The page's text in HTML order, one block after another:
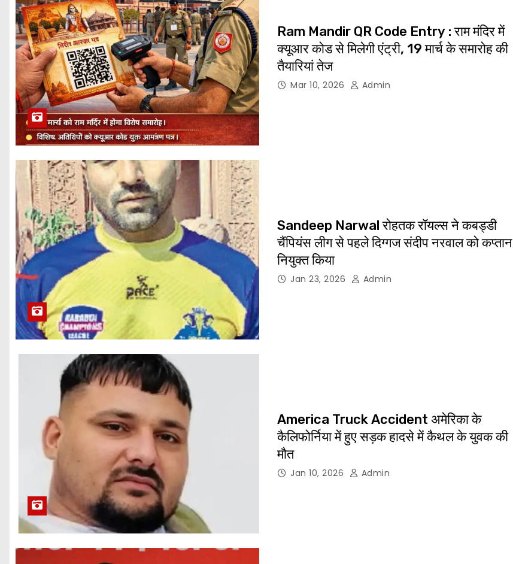
Ram Mandir QR Code Entry : राम मंदिर में
क्यूआर कोड से मिलेगी एंट्री, 19 मार्च के समारोह की
तैयारियां तेज
Mar 10, 2026 Admin
Sandeep Narwal रोहतक रॉयल्स ने कबड्डी
चैंपियंस लीग से पहले दिग्गज संदीप नरवाल को कप्तान
नियुक्त किया
Jan 23, 2026 Admin
America Truck Accident अमेरिका के
कैलिफोर्निया में हुए सड़क हादसे में कैथल के युवक की
मौत
Jan 10, 2026 Admin